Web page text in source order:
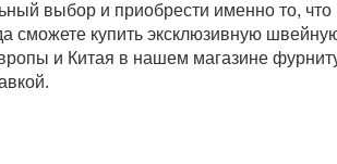
выбор и приобрести именно то,
сможете купить эксклюзивную
и Китая в нашем магазине